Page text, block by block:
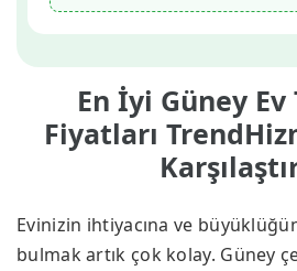
En İyi Güney
Fiyatları
Evinizin ihtiyacına ve
bulmak artık çok kolay. Güney